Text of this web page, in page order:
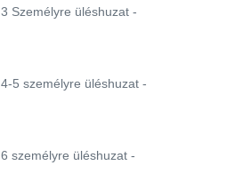
3 Személyre üléshuzat -
4-5 személyre üléshuzat -
6 személyre üléshuzat -